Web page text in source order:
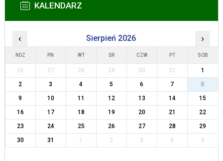
KALENDARZ
‹ Sierpień 2026 ›
NDZ PN WT ŚR CZW PT SOB
26 27 28 29 30 31
1
2
3 4 5 6 7
8
9
10 11 12 13 14
15
16
17 18 19 20 21
22
23
24 25 26 27 28
29
30
31 1 2 3 4 5